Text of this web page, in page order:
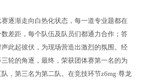
逐渐走向白热化状态，每一道专业题都在
差距，每个队伍及队员们都通力合作；答
此起彼伏，为现场营造出激烈的氛围。经
轮的角逐，最终，荣获团体赛第一名的为
，第三名为第二队。在竞技环节z6mg·尊龙